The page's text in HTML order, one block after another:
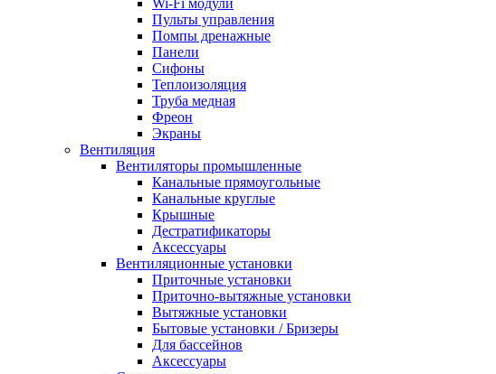
Wi-Fi модули
Пульты управления
Помпы дренажные
Панели
Сифоны
Теплоизоляция
Труба медная
Фреон
Экраны
Вентиляция
Вентиляторы промышленные
Канальные прямоугольные
Канальные круглые
Крышные
Дестратификаторы
Аксессуары
Вентиляционные установки
Приточные установки
Приточно-вытяжные установки
Вытяжные установки
Бытовые установки / Бризеры
Для бассейнов
Аксессуары